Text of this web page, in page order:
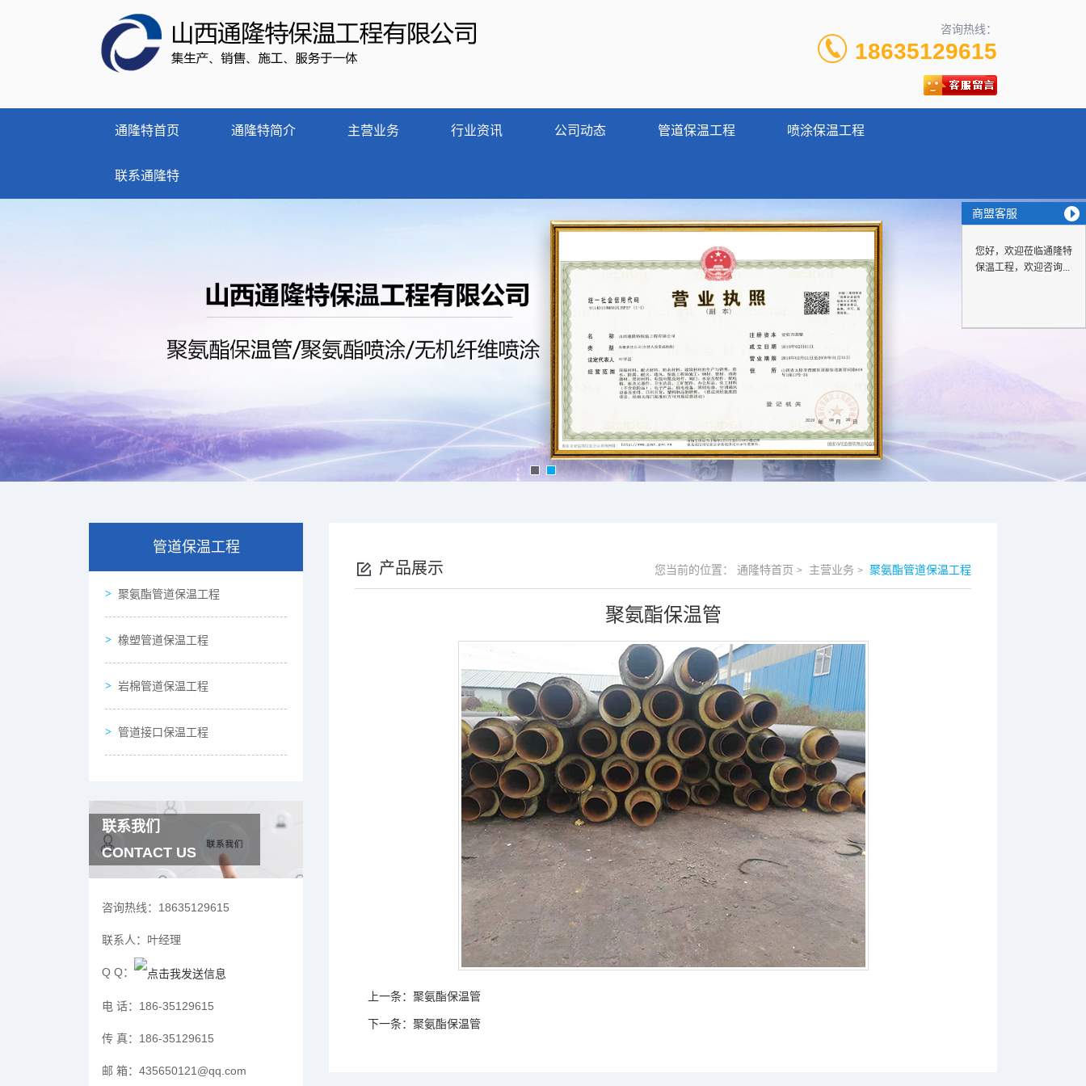
咨询热线：
18635129615
通隆特首页 通隆特简介 主营业务 行业资讯 公司动态 管道保温工程 喷涂保温工程
联系通隆特
管道保温工程
聚氨酯管道保温工程
橡塑管道保温工程
岩棉管道保温工程
管道接口保温工程
联系我们
CONTACT US
咨询热线： 18635129615
联系人： 叶经理
Q Q：
电 话： 186-35129615
传 真： 186-35129615
邮 箱： 435650121@qq.com
产品展示 您当前的位置： 通隆特首页 > 主营业务 > 聚氨酯管道保温工程
聚氨酯保温管
上一条： 聚氨酯保温管
下一条： 聚氨酯保温管
商盟客服
您好，欢迎莅临通隆特
保温工程，欢迎咨询...